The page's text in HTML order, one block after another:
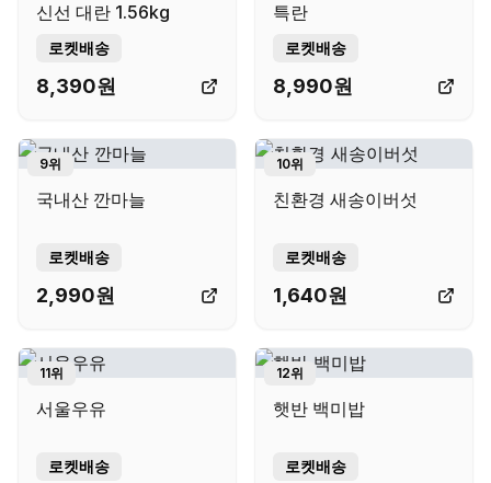
신선 대란 1.56kg
로켓배송
8,390원
특란
로켓배송
8,990원
9위
국내산 깐마늘
로켓배송
2,990원
10위
친환경 새송이버섯
로켓배송
1,640원
11위
서울우유
로켓배송
12위
햇반 백미밥
로켓배송